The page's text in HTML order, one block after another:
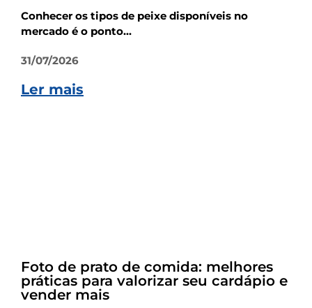
Conhecer os tipos de peixe disponíveis no
mercado é o ponto...
31/07/2026
Ler mais
Foto de prato de comida: melhores
práticas para valorizar seu cardápio e
vender mais